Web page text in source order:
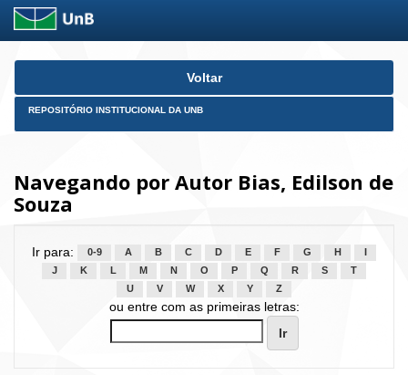
Skip
Voltar
REPOSITÓRIO INSTITUCIONAL DA UNB
Navegando por Autor Bias, Edilson de
Souza
Ir para: 0-9 A B C D E F G H
J
K L M N O P Q R S
T
U
V W X Y Z
ou entre com as primeiras letras: